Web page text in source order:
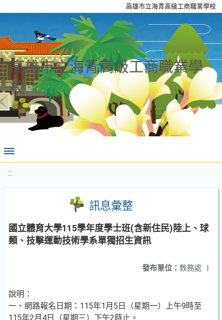
高雄市立海青高級工商職業學校
高雄市立海青高級工商職業學
校
:::
訊息彙整
國立體育大學115學年度學士班(含新住民)陸上、球
類、技擊運動技術學系單獨招生資訊
發布單位： 教務處 |
說明：
一、網路報名日期：115年1月5日（星期一）上午9時至
115年2月4日（星期三）下午2時止。